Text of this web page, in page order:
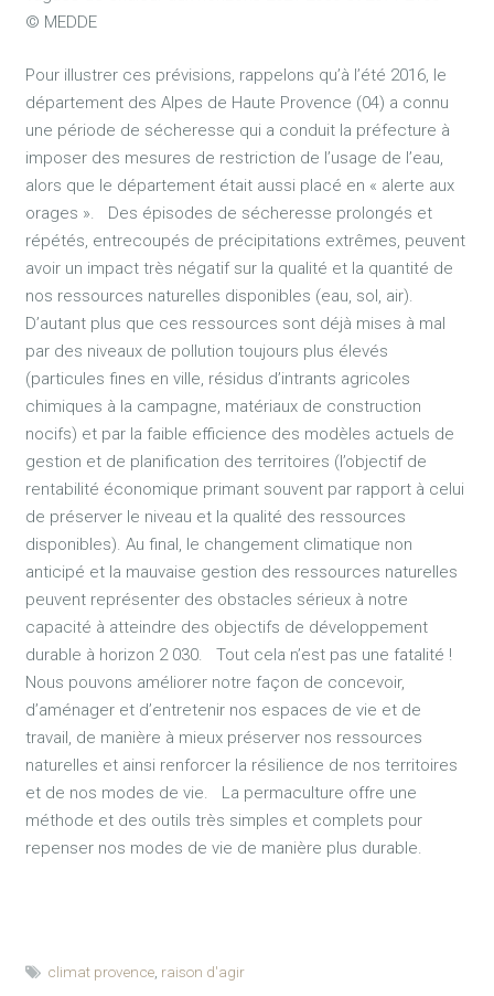
© MEDDE
Pour illustrer ces prévisions, rappelons qu’à l’été 2016, le
département des Alpes de Haute Provence (04) a connu
une période de sécheresse qui a conduit la préfecture à
imposer des mesures de restriction de l’usage de l’eau,
alors que le département était aussi placé en « alerte aux
orages ». Des épisodes de sécheresse prolongés et
répétés, entrecoupés de précipitations extrêmes, peuvent
avoir un impact très négatif sur la qualité et la quantité de
nos ressources naturelles disponibles (eau, sol, air).
D’autant plus que ces ressources sont déjà mises à mal
par des niveaux de pollution toujours plus élevés
(particules fines en ville, résidus d’intrants agricoles
chimiques à la campagne, matériaux de construction
nocifs) et par la faible efficience des modèles actuels de
gestion et de planification des territoires (l’objectif de
rentabilité économique primant souvent par rapport à celui
de préserver le niveau et la qualité des ressources
disponibles). Au final, le changement climatique non
anticipé et la mauvaise gestion des ressources naturelles
peuvent représenter des obstacles sérieux à notre
capacité à atteindre des objectifs de développement
durable à horizon 2 030. Tout cela n’est pas une fatalité !
Nous pouvons améliorer notre façon de concevoir,
d’aménager et d’entretenir nos espaces de vie et de
travail, de manière à mieux préserver nos ressources
naturelles et ainsi renforcer la résilience de nos territoires
et de nos modes de vie. La permaculture offre une
méthode et des outils très simples et complets pour
repenser nos modes de vie de manière plus durable.
climat provence, raison d'agir